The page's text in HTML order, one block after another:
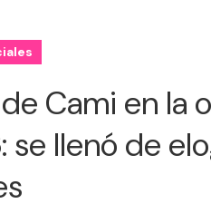
Cami en la
se llenó de